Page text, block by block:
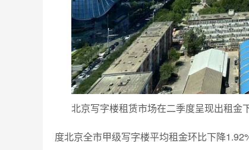
北京写字楼租赁市场在二季度呈现出租金
度北京全市甲级写字楼平均租金环比下降